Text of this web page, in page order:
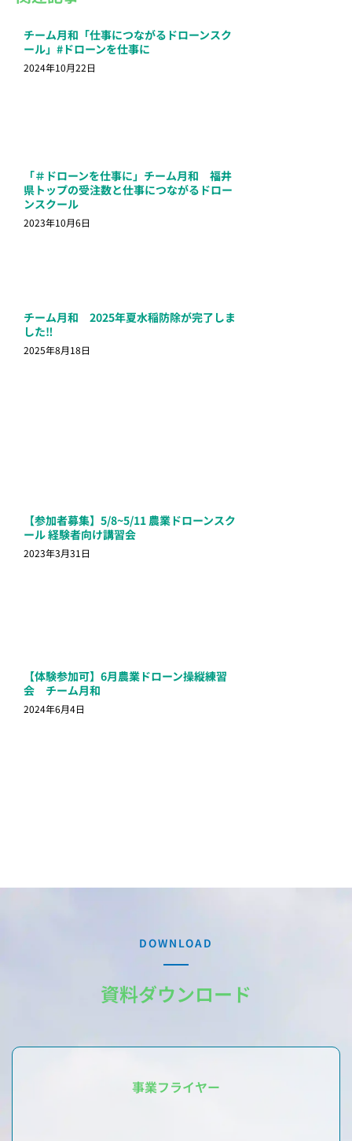
チーム月和「仕事につながるドローンスク
ール」#ドローンを仕事に
2024年10月22日
「＃ドローンを仕事に」チーム月和 福井
県トップの受注数と仕事につながるドロー
ンスクール
2023年10月6日
チーム月和 2025年夏水稲防除が完了しま
した‼
2025年8月18日
【参加者募集】5/8~5/11 農業ドローンスク
ール 経験者向け講習会
2023年3月31日
【体験参加可】6月農業ドローン操縦練習
会 チーム月和
2024年6月4日
DOWNLOAD
資料ダウンロード
事業フライヤー